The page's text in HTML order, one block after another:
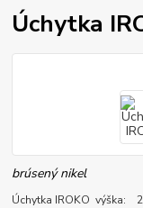
Úchytka
brúsený nikel
Úchytka IROKO výška: